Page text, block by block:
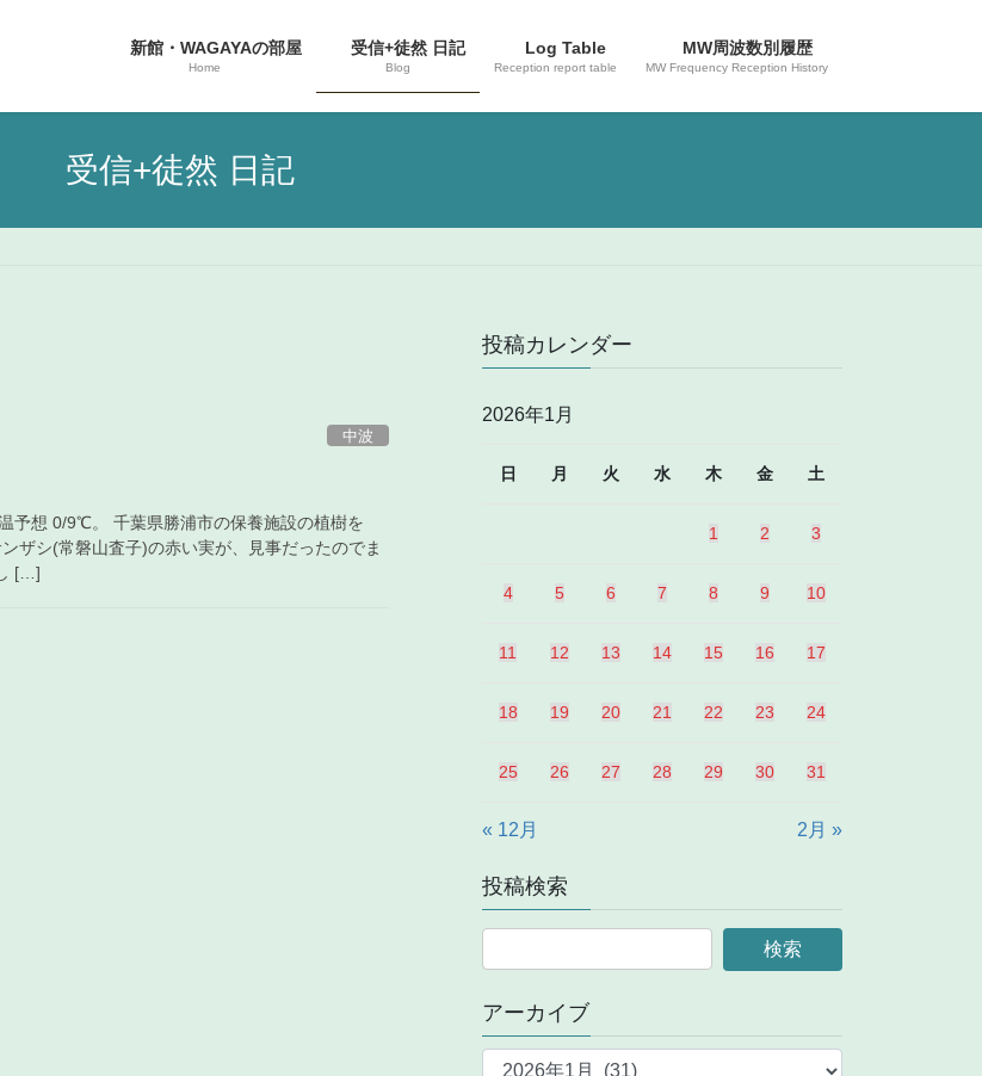
新館・WAGAYAの部屋
Home
受信+徒然 日記
Blog
Log Table
Reception report table
MW周波数別履歴
MW Frequency Reception History
受信+徒然 日記
中波
予想 0/9℃。 千葉県勝浦市の保養施設の植樹を
ザシ(常磐山査子)の赤い実が、見事だったのでま
[…]
投稿カレンダー
2026年1月
日 月 火 水 木 金 土
1 2 3
4 5 6 7 8 9 10
11 12 13 14 15 16 17
18 19 20 21 22 23 24
25 26 27 28 29 30 31
« 12月 2月 »
投稿検索
アーカイブ
ア